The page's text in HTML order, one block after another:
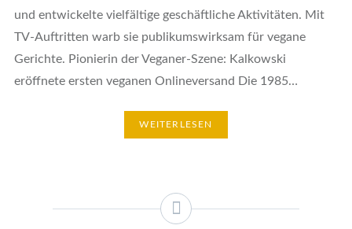
und entwickelte vielfältige geschäftliche Aktivitäten. Mit
TV-Auftritten warb sie publikumswirksam für vegane
Gerichte. Pionierin der Veganer-Szene: Kalkowski
eröffnete ersten veganen Onlineversand Die 1985…
WEITERLESEN